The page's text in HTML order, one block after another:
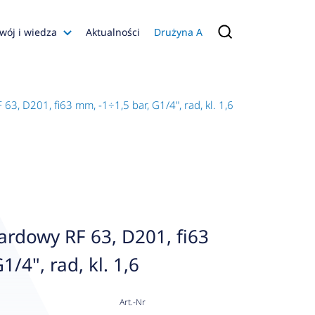
i wiedza
Konfiguratory
Aktualności Drużyna A
D201, fi63 mm, -1÷1,5 bar, G1/4", rad, kl. 1,6
RF 63, D201, fi63
4", rad, kl. 1,6
Art.-Nr